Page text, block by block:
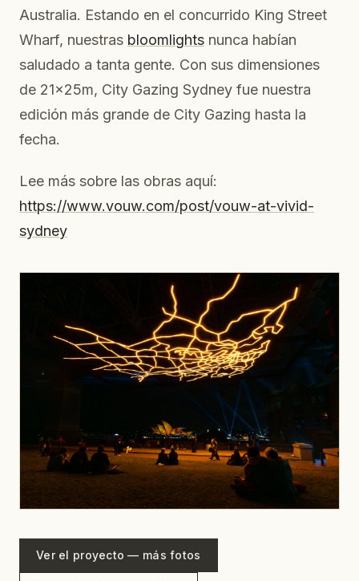
Australia. Estando en el concurrido King Street
Wharf, nuestras bloomlights nunca habían
saludado a tanta gente. Con sus dimensiones
de 21x25m, City Gazing Sydney fue nuestra
edición más grande de City Gazing hasta la
fecha.
Lee más sobre las obras aquí:
https://www.vouw.com/post/vouw-at-vivid-
sydney
Ver el proyecto — más fotos